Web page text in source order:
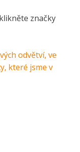
značky
odvětví, ve
které jsme v